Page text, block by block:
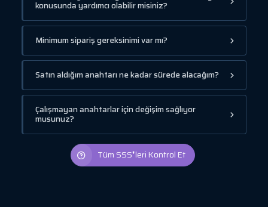
konusunda yardımcı olabilir misiniz?
Minimum sipariş gereksinimi var mı?
Satın aldığım anahtarı ne kadar sürede alacağım?
Çalışmayan anahtarlar için değişim sağlıyor
musunuz?
Tüm SSS❜leri Kontrol Et